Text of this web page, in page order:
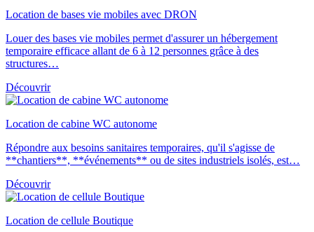
Location de bases vie mobiles avec DRON
Louer des bases vie mobiles permet d'assurer un hébergement
temporaire efficace allant de 6 à 12 personnes grâce à des
structures…
Découvrir
Location de cabine WC autonome
Répondre aux besoins sanitaires temporaires, qu'il s'agisse de
**chantiers**, **événements** ou de sites industriels isolés, est…
Découvrir
Location de cellule Boutique